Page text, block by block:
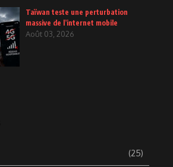
Taïwan teste une perturbation
massive de l’internet mobile
Août 03, 2026
(25)